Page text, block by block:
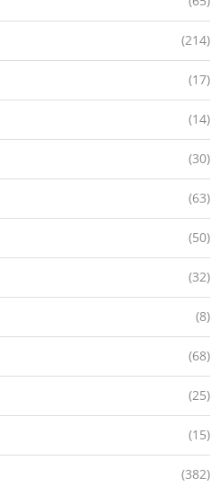
(214)
(17)
(14)
(30)
(63)
(50)
(32)
(8)
(68)
(25)
(15)
(382)